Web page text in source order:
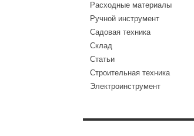
Расходные материалы
Ручной инструмент
Садовая техника
Склад
Статьи
Строительная техника
Электроинструмент